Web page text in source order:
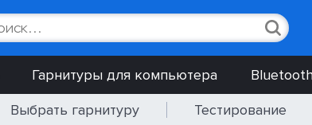
Гарнитуры для компьютера
Выбрать гарнитуру Тестирование